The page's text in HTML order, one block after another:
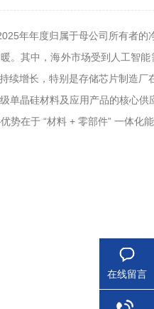
年年度归属于母公司所有者
。其中，海外市场受到人工智
续增长，特别是存储芯片制造
单晶硅材料及应用产品的核心
势在于 “材料 + 零部件” 一体化
在线留言